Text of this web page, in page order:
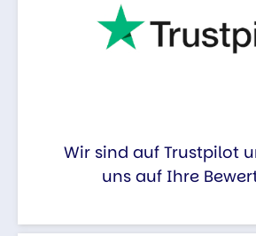
Wir sind auf Trustpilot
uns auf Ihre